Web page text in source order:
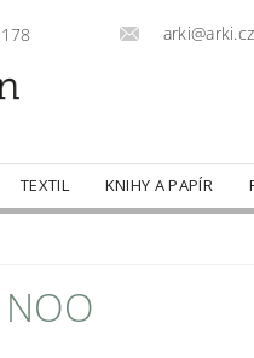
arki@arki.cz
TEXTIL KNIHY A PAPÍR